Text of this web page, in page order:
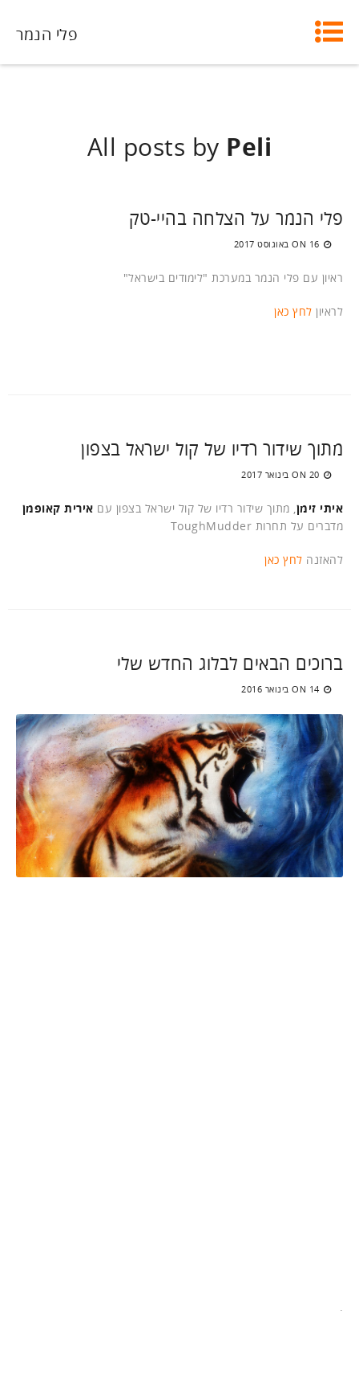
פלי הנמר
All posts by Peli
פלי הנמר על הצלחה בהיי-טק
ON 16 באוגוסט 2017
ראיון עם פלי הנמר במערכת "לימודים בישראל"
לראיון לחץ כאן
מתוך שידור רדיו של קול ישראל בצפון
ON 20 בינואר 2017
איתי זימן, מתוך שידור רדיו של קול ישראל בצפון עם אירית קאופמן
מדברים על תחרות ToughMudder
להאזנה לחץ כאן
ברוכים הבאים לבלוג החדש שלי
ON 14 בינואר 2016